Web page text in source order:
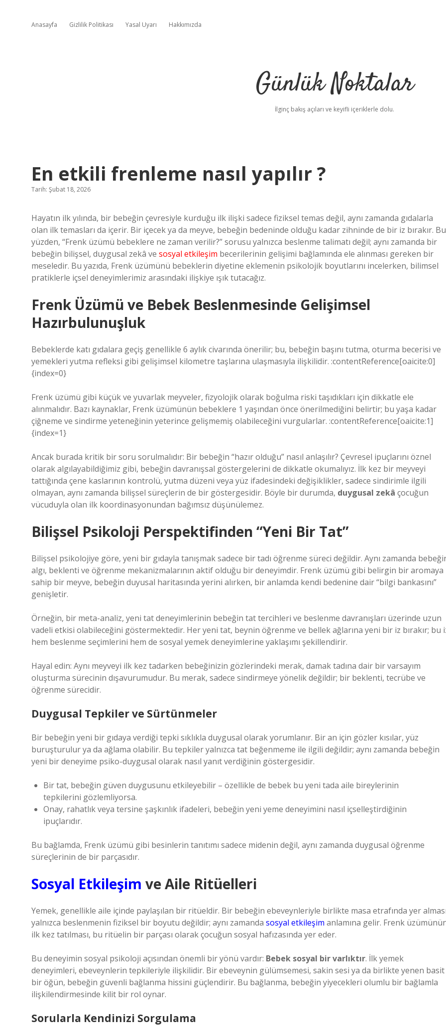
Anasayfa Gizlilik Politikası Yasal Uyarı Hakkımızda
Günlük Noktalar
İlginç bakış açıları ve keyifli içeriklerle dolu.
En etkili frenleme nasıl yapılır ?
Tarih: Şubat 18, 2026
Hayatın ilk yılında, bir bebeğin çevresiyle kurduğu ilk ilişki sadece fiziksel temas değil, aynı zamanda gıdalarla
olan ilk temasları da içerir. Bir içecek ya da meyve, bebeğin bedeninde olduğu kadar zihninde de bir iz bırakır. Bu
yüzden, “Frenk üzümü bebeklere ne zaman verilir?” sorusu yalnızca beslenme talimatı değil; aynı zamanda bir
bebeğin bilişsel, duygusal zekâ ve sosyal etkileşim becerilerinin gelişimi bağlamında ele alınması gereken bir
meseledir. Bu yazıda, Frenk üzümünü bebeklerin diyetine eklemenin psikolojik boyutlarını incelerken, bilimsel
pratiklerle içsel deneyimlerimiz arasındaki ilişkiye ışık tutacağız.
Frenk Üzümü ve Bebek Beslenmesinde Gelişimsel
Hazırbulunuşluk
Bebeklerde katı gıdalara geçiş genellikle 6 aylık civarında önerilir; bu, bebeğin başını tutma, oturma becerisi ve
yemekleri yutma refleksi gibi gelişimsel kilometre taşlarına ulaşmasıyla ilişkilidir. :contentReference[oaicite:0]
{index=0}
Frenk üzümü gibi küçük ve yuvarlak meyveler, fizyolojik olarak boğulma riski taşıdıkları için dikkatle ele
alınmalıdır. Bazı kaynaklar, Frenk üzümünün bebeklere 1 yaşından önce önerilmediğini belirtir; bu yaşa kadar
çiğneme ve sindirme yeteneğinin yeterince gelişmemiş olabileceğini vurgularlar. :contentReference[oaicite:1]
{index=1}
Ancak burada kritik bir soru sorulmalıdır: Bir bebeğin “hazır olduğu” nasıl anlaşılır? Çevresel ipuçlarını öznel
olarak algılayabildiğimiz gibi, bebeğin davranışsal göstergelerini de dikkatle okumalıyız. İlk kez bir meyveyi
tattığında çene kaslarının kontrolü, yutma düzeni veya yüz ifadesindeki değişiklikler, sadece sindirimle ilgili
olmayan, aynı zamanda bilişsel süreçlerin de bir göstergesidir. Böyle bir durumda, duygusal zekâ çocuğun
vücuduyla olan ilk koordinasyonundan bağımsız düşünülemez.
Bilişsel Psikoloji Perspektifinden “Yeni Bir Tat”
Bilişsel psikolojiye göre, yeni bir gıdayla tanışmak sadece bir tadı öğrenme süreci değildir. Aynı zamanda
algı, beklenti ve öğrenme mekanizmalarının aktif olduğu bir deneyimdir. Frenk üzümü gibi belirgin bir aromaya
sahip bir meyve, bebeğin duyusal haritasında yerini alırken, bir anlamda kendi bedenine dair “bilgi bankasını”
genişletir.
Örneğin, bir meta-analiz, yeni tat deneyimlerinin bebeğin tat tercihleri ve beslenme davranışları üzerinde uzun
vadeli etkisi olabileceğini göstermektedir. Her yeni tat, beynin öğrenme ve bellek ağlarına yeni bir iz bırakır; bu
hem beslenme seçimlerini hem de sosyal yemek deneyimlerine yaklaşımı şekillendirir.
Hayal edin: Aynı meyveyi ilk kez tadarken bebeğinizin gözlerindeki merak, damak tadına dair bir varsayım
oluşturma sürecinin dışavurumudur. Bu merak, sadece sindirmeye yönelik değildir; bir beklenti, tecrübe ve
öğrenme sürecidir.
Duygusal Tepkiler ve Sürtünmeler
Bir bebeğin yeni bir gıdaya verdiği tepki sıklıkla duygusal olarak yorumlanır. Bir an için gözler kısılar, yüz
buruşturulur ya da ağlama olabilir. Bu tepkiler yalnızca tat beğenmeme ile ilgili değildir; aynı zamanda bebeğin
yeni bir deneyime psiko-duygusal olarak nasıl yanıt verdiğinin göstergesidir.
Bir tat, bebeğin güven duygusunu etkileyebilir – özellikle de bebek bu yeni tada aile bireylerinin
tepkilerini gözlemliyorsa.
Onay, rahatlık veya tersine şaşkınlık ifadeleri, bebeğin yeni yeme deneyimini nasıl içselleştirdiğinin
ipuçlarıdır.
Bu bağlamda, Frenk üzümü gibi besinlerin tanıtımı sadece midenin değil, aynı zamanda duygusal öğrenme
süreçlerinin de bir parçasıdır.
Sosyal Etkileşim ve Aile Ritüelleri
Yemek, genellikle aile içinde paylaşılan bir ritüeldir. Bir bebeğin ebeveynleriyle birlikte masa etrafında yer
yalnızca beslenmenin fiziksel bir boyutu değildir; aynı zamanda sosyal etkileşim anlamına gelir. Frenk
ilk kez tatılması, bu ritüelin bir parçası olarak çocuğun sosyal hafızasında yer eder.
Bu deneyimin sosyal psikoloji açısından önemli bir yönü vardır: Bebek sosyal bir varlıktır. İlk yemek
deneyimleri, ebeveynlerin tepkileriyle ilişkilidir. Bir ebeveynin gülümsemesi, sakin sesi ya da birlikte yenen basit
bir öğün, bebeğin güvenli bağlanma hissini güçlendirir. Bu bağlanma, bebeğin yiyecekleri olumlu bir bağlamla
ilişkilendirmesinde kilit bir rol oynar.
Sorularla Kendinizi Sorgulama